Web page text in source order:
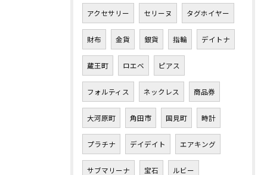
アクセサリー セリーヌ タグホイヤー
財布 金貨 銀貨 指輪 デイトナ
蔵王町 ロエベ ピアス
フォルティス ネックレス 商品券
大河原町 角田市 国見町 時計
プラチナ デイデイト エアキング
サブマリーナ 宝石 ルビー